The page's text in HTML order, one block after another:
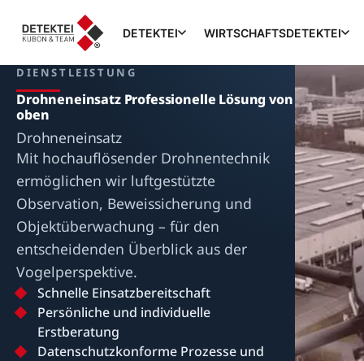
DETEKTEI WIRTSCHAFTSDETEKTEI
DIENSTLEISTUNG
Drohneneinsatz Professionelle Lösung von
oben
Drohneneinsatz
Mit hochauflösender Drohnentechnik
ermöglichen wir luftgestützte
Observation, Beweissicherung und
Objektüberwachung – für den
entscheidenden Überblick aus der
Vogelperspektive.
Schnelle Einsatzbereitschaft
Persönliche und individuelle
Erstberatung
Datenschutzkonforme Prozesse und